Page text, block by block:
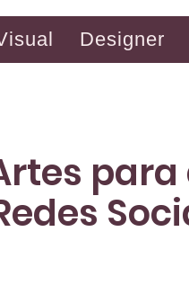
Designer
para